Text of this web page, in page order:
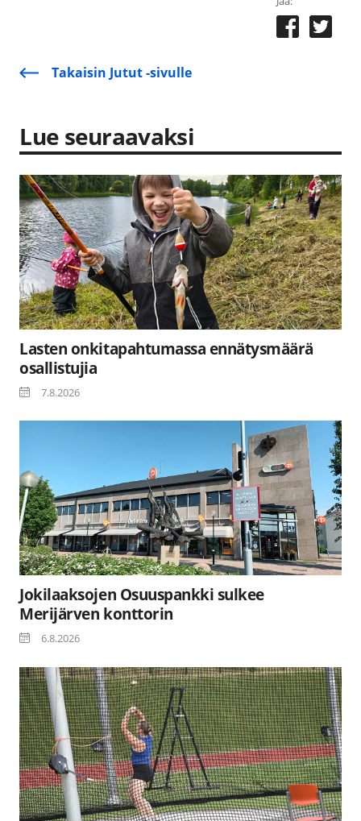
Takaisin Jutut -sivulle
Lue seuraavaksi
Lasten onkitapahtumassa ennätysmäärä
osallistujia
7.8.2026
Jokilaaksojen Osuuspankki sulkee
Merijärven konttorin
6.8.2026